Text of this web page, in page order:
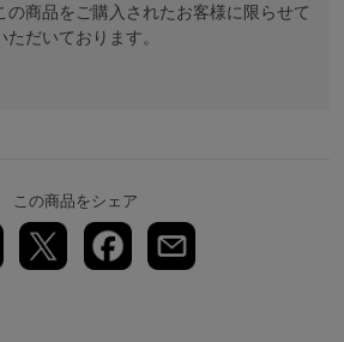
商品をご購入されたお客様に限らせて
ただいております。
この商品をシェア